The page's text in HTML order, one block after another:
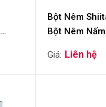
Bột Nêm
Bột Nêm